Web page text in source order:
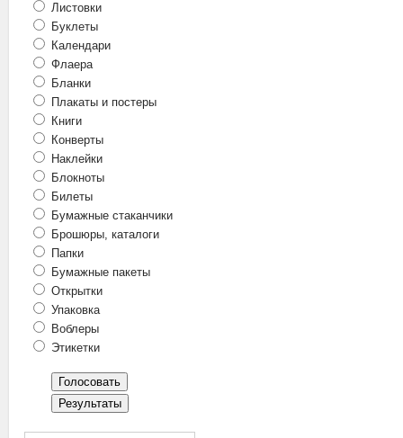
Листовки
Буклеты
Календари
Флаера
Бланки
Плакаты и постеры
Книги
Конверты
Наклейки
Блокноты
Билеты
Бумажные стаканчики
Брошюры, каталоги
Папки
Бумажные пакеты
Открытки
Упаковка
Воблеры
Этикетки